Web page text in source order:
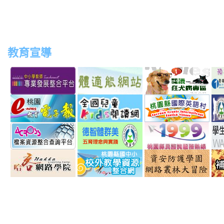
教育宣導
to
http://teachernet.moe.edu.tw/MAIN/index.aspx
to
https://airtw.epa.gov.tw/
link
to
http://
link
to
link
to
http://163.30.192.132/ http://read.moe.edu.tw/
schno=000000
link
to
link
http://across.archives.gov.tw/
link
http://
link
to
link
to
link
to
link
to